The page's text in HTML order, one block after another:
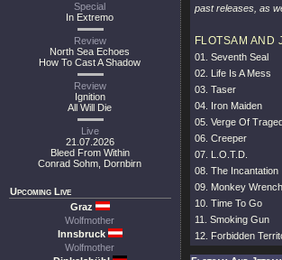
Special
In Extremo
Review
North Sea Echoes
How To Cast A Shadow
Review
Ignition
All Will Die
Live
21.07.2026
Bleed From Within
Conrad Sohm, Dornbirn
Upcoming Live
Graz
Wolfmother
Innsbruck
Wolfmother
past releases, as
FLOTSAM AND
01. Seventh Seal
02. Life Is A Mess
03. Taser
04. Iron Maiden
05. Verge Of
06. Creeper
07. L.O.T.D.
08. The Incantation
09. Monkey Wrench
10. Time To Go
11. Smoking Gun
12. Forbidden